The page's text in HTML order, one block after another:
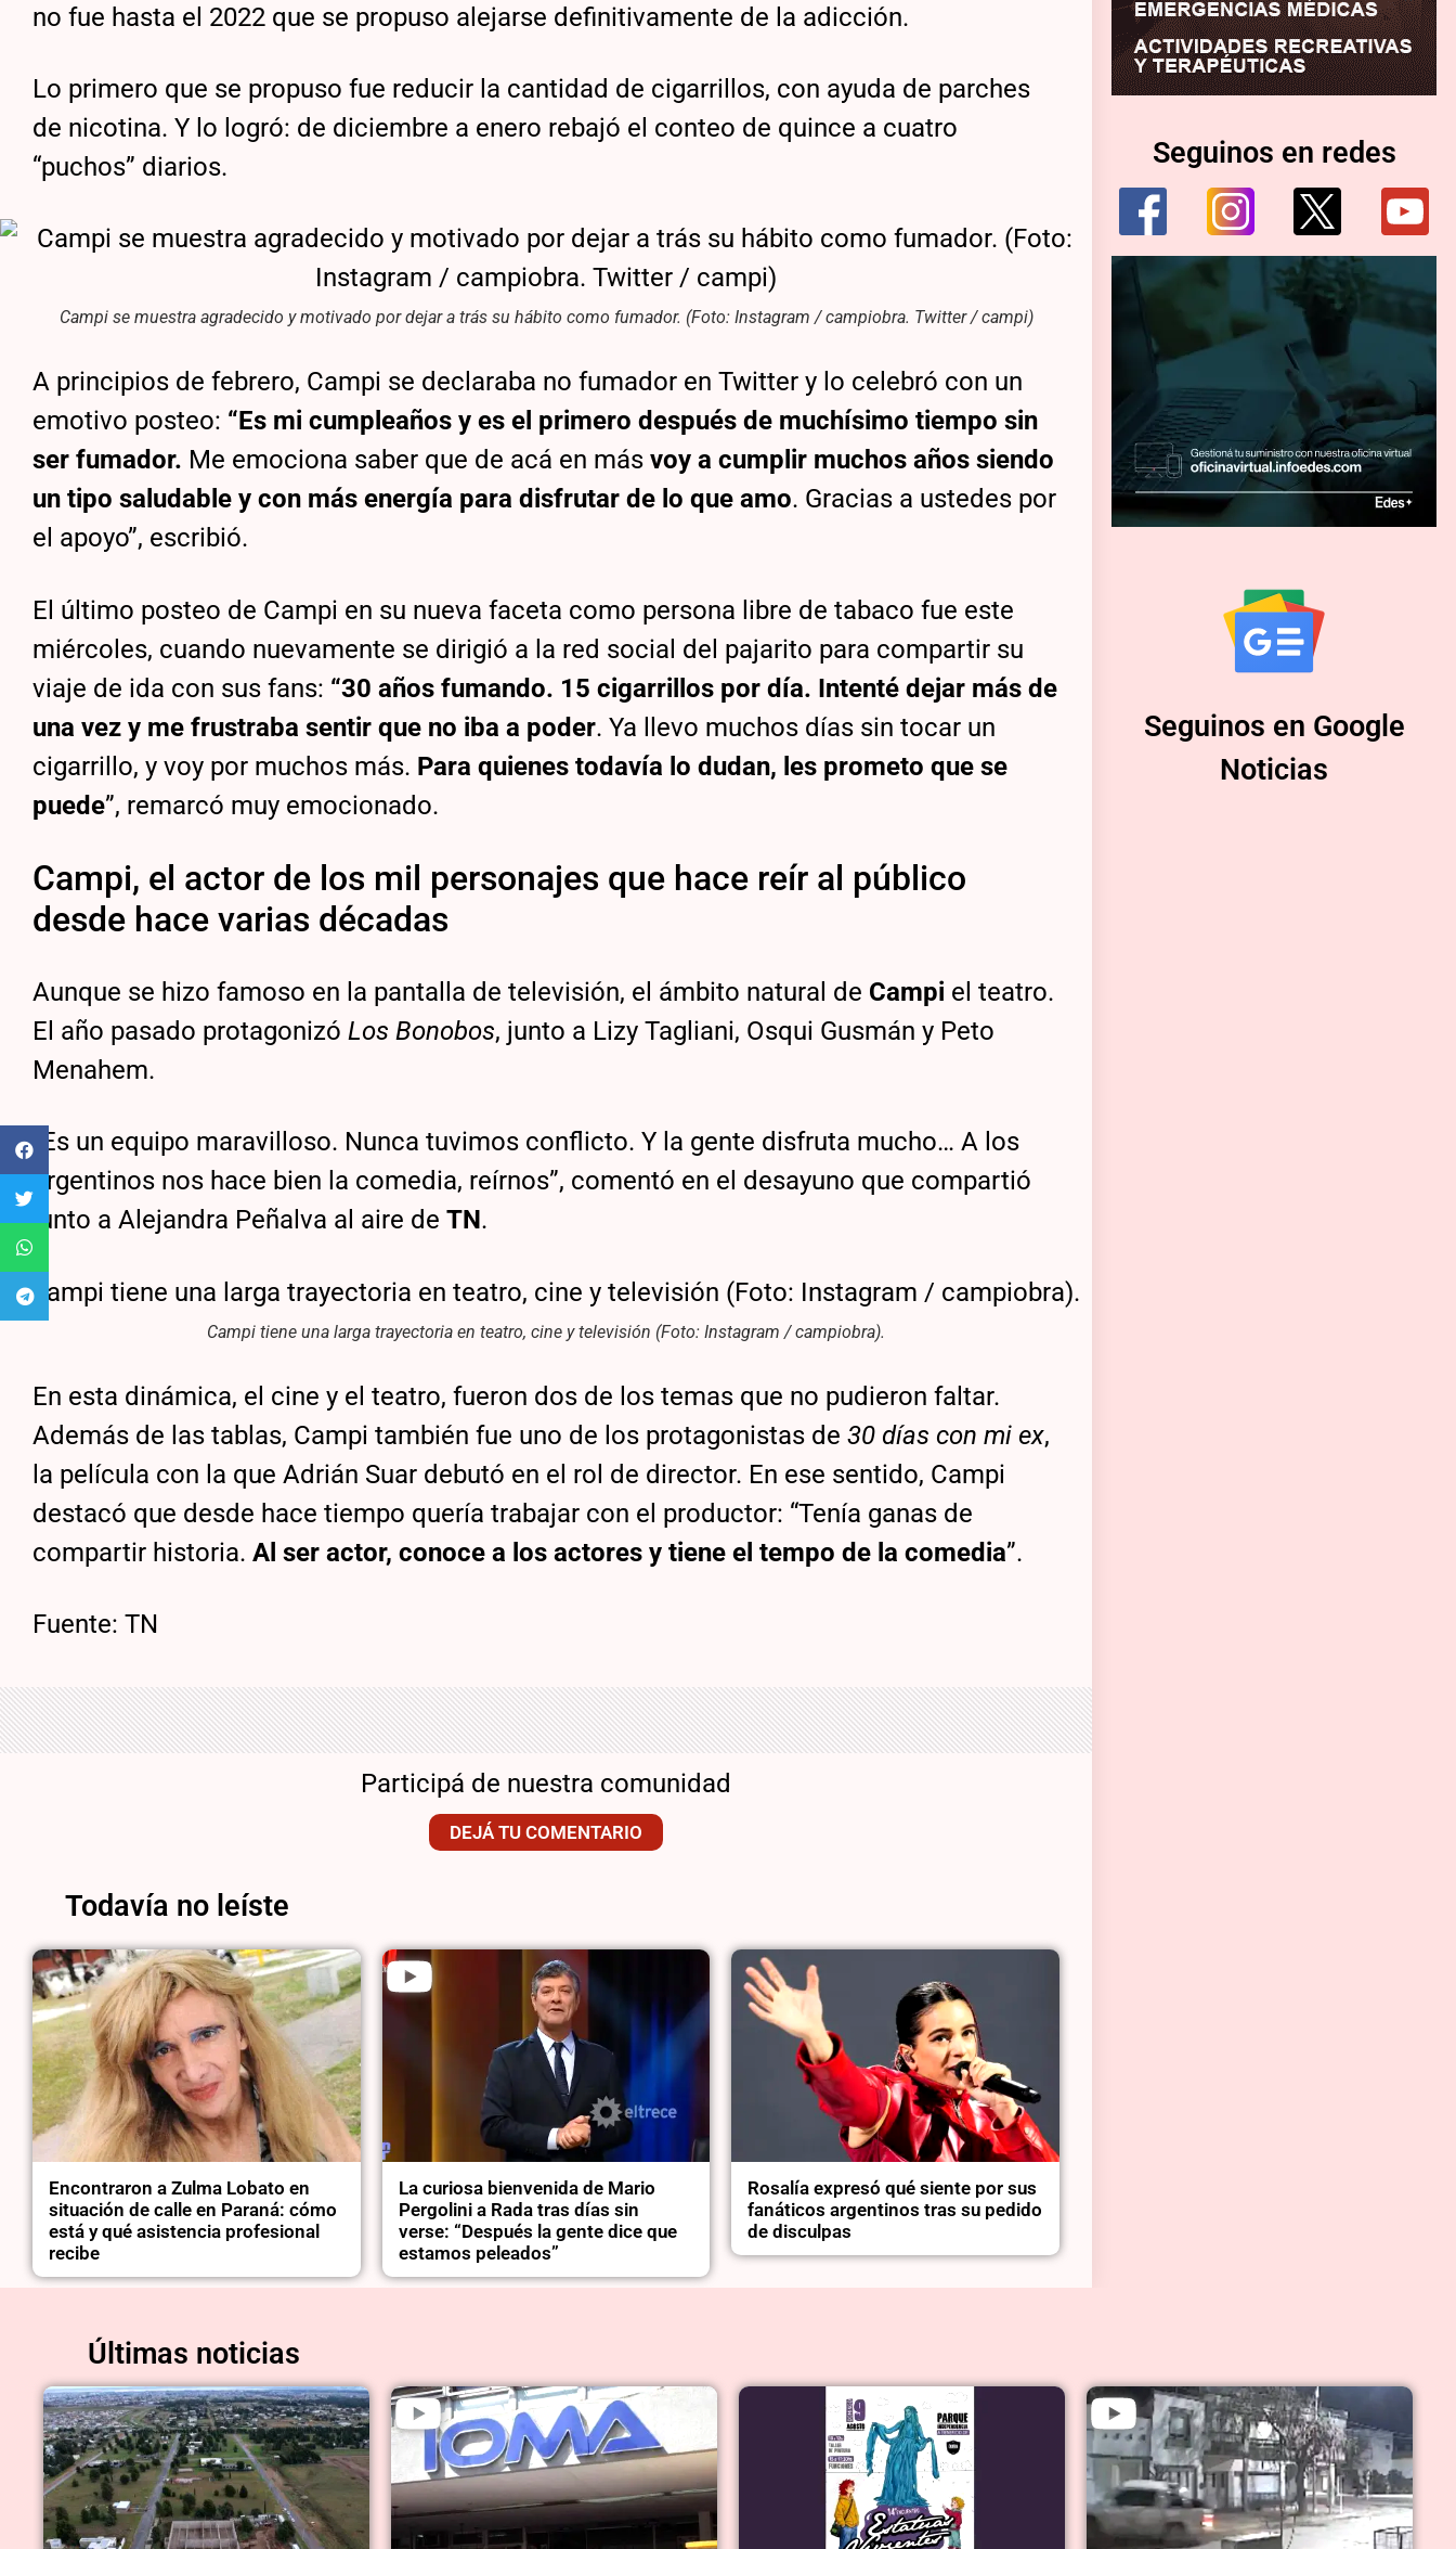
no fue hasta el 2022 que se propuso alejarse definitivamente de la adicción.
Lo primero que se propuso fue reducir la cantidad de cigarrillos, con ayuda de parches
de nicotina. Y lo logró: de diciembre a enero rebajó el conteo de quince a cuatro
“puchos” diarios.
Campi se muestra agradecido y motivado por dejar a trás su hábito como fumador. (Foto: Instagram / campiobra. Twitter / campi)
A principios de febrero, Campi se declaraba no fumador en Twitter y lo celebró con un
emotivo posteo: “Es mi cumpleaños y es el primero después de muchísimo tiempo sin
ser fumador. Me emociona saber que de acá en más voy a cumplir muchos años siendo
un tipo saludable y con más energía para disfrutar de lo que amo. Gracias a ustedes por
el apoyo”, escribió.
El último posteo de Campi en su nueva faceta como persona libre de tabaco fue este
miércoles, cuando nuevamente se dirigió a la red social del pajarito para compartir su
viaje de ida con sus fans: “30 años fumando. 15 cigarrillos por día. Intenté dejar más de
una vez y me frustraba sentir que no iba a poder. Ya llevo muchos días sin tocar un
cigarrillo, y voy por muchos más. Para quienes todavía lo dudan, les prometo que se
puede”, remarcó muy emocionado.
Campi, el actor de los mil personajes que hace reír al público
desde hace varias décadas
Aunque se hizo famoso en la pantalla de televisión, el ámbito natural de Campi el teatro.
El año pasado protagonizóLos Bonobos, junto a Lizy Tagliani, Osqui Gusmán y Peto
Menahem.
“Es un equipo maravilloso. Nunca tuvimos conflicto. Y la gente disfruta mucho… A los
argentinos nos hace bien la comedia, reírnos”, comentó en el desayuno que compartió
junto a Alejandra Peñalva al aire deTN.
Campi tiene una larga trayectoria en teatro, cine y televisión (Foto: Instagram / campiobra).
En esta dinámica, el cine y el teatro, fueron dos de los temas que no pudieron faltar.
Además de las tablas, Campi también fue uno de los protagonistas de30 días con mi ex,
la película con la que Adrián Suar debutó en el rol de director. En ese sentido, Campi
destacó que desde hace tiempo quería trabajar con el productor: “Tenía ganas de
compartir historia.Al ser actor, conoce a los actores y tiene el tempo de la comedia”.
Fuente: TN
Participá de nuestra comunidad
DEJÁ TU COMENTARIO
Todavía no leíste
Encontraron a Zulma Lobato en
situación de calle en Paraná: cómo
está y qué asistencia profesional
recibe
La curiosa bienvenida de Mario
Pergolini a Rada tras días sin
verse: “Después la gente dice que
estamos peleados”
Rosalía expresó qué siente por sus
fanáticos argentinos tras su pedido
de disculpas
Seguinos en redes
Seguinos en Google
Noticias
Últimas noticias